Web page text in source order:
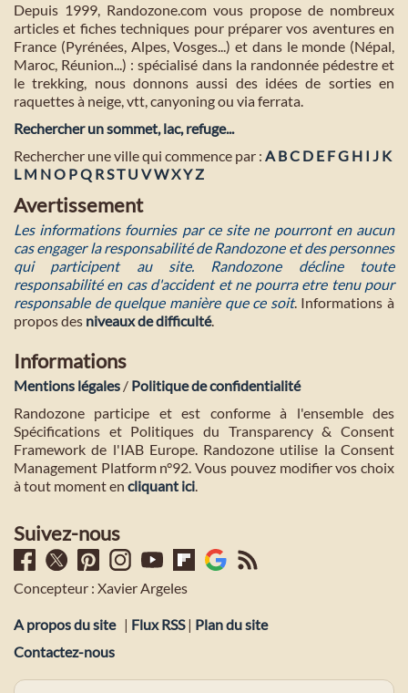
Depuis 1999, Randozone.com vous propose de nombreux
articles et fiches techniques pour préparer vos aventures en
France (Pyrénées, Alpes, Vosges...) et dans le monde (Népal,
Maroc, Réunion...) : spécialisé dans la randonnée pédestre et
le trekking, nous donnons aussi des idées de sorties en
raquettes à neige, vtt, canyoning ou via ferrata.
Rechercher un sommet, lac, refuge...
Rechercher une ville qui commence par : A BC D E FG H I J K
L M NO PQ RST U VWXYZ
Avertissement
Les informations fournies par ce site ne pourront en aucun
cas engager la responsabilité de Randozone et des personnes
qui participent au site. Randozone décline toute
responsabilité en cas d'accident et ne pourra etre tenu pour
responsable de quelque manière que ce soit. Informations à
propos des niveaux de difficulté.
Informations
Mentions légales / Politique de confidentialité
Randozone participe et est conforme à l'ensemble des
Spécifications et Politiques du Transparency & Consent
Framework de l'IAB Europe. Randozone utilise la Consent
Management Platform n°92. Vous pouvez modifier vos choix
à tout moment en cliquant ici.
Suivez-nous
Concepteur : Xavier Argeles
A propos du site | Flux RSS| Plan du site
Contactez-nous